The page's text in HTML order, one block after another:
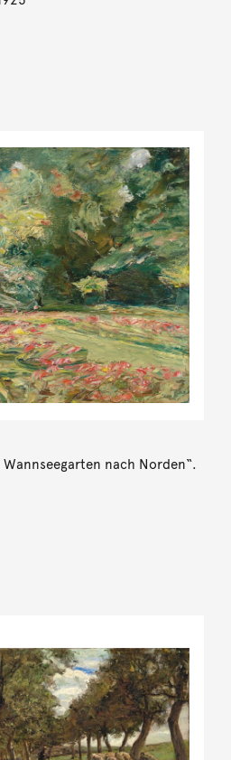
nach Norden“.